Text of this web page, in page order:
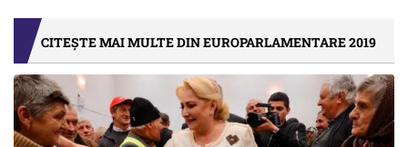
CITEȘTE MAI MULTE DIN EUROPARLAMENTARE 2019